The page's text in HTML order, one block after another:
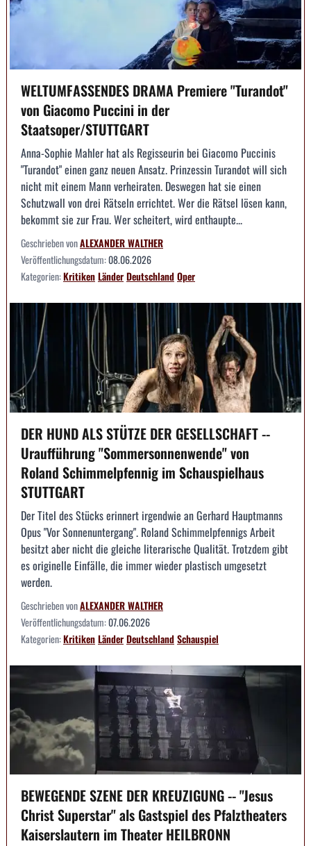
WELTUMFASSENDES DRAMA Premiere "Turandot"
von Giacomo Puccini in der
Staatsoper/STUTTGART
Anna-Sophie Mahler hat als Regisseurin bei Giacomo Puccinis
"Turandot" einen ganz neuen Ansatz. Prinzessin Turandot will sich
nicht mit einem Mann verheiraten. Deswegen hat sie einen
Schutzwall von drei Rätseln errichtet. Wer die Rätsel lösen kann,
bekommt sie zur Frau. Wer scheitert, wird enthaupte...
Geschrieben vonALEXANDER WALTHER
Veröffentlichungsdatum:08.06.2026
Kategorien:KritikenLänderDeutschlandOper
DER HUND ALS STÜTZE DER GESELLSCHAFT --
Uraufführung "Sommersonnenwende" von
Roland Schimmelpfennig im Schauspielhaus
STUTTGART
Der Titel des Stücks erinnert irgendwie an Gerhard Hauptmanns
Opus "Vor Sonnenuntergang". Roland Schimmelpfennigs Arbeit
besitzt aber nicht die gleiche literarische Qualität. Trotzdem gibt
es originelle Einfälle, die immer wieder plastisch umgesetzt
werden.
Geschrieben vonALEXANDER WALTHER
Veröffentlichungsdatum:07.06.2026
Kategorien:KritikenLänderDeutschlandSchauspiel
BEWEGENDE SZENE DER KREUZIGUNG -- "Jesus
Christ Superstar" als Gastspiel des Pfalztheaters
Kaiserslautern im Theater HEILBRONN